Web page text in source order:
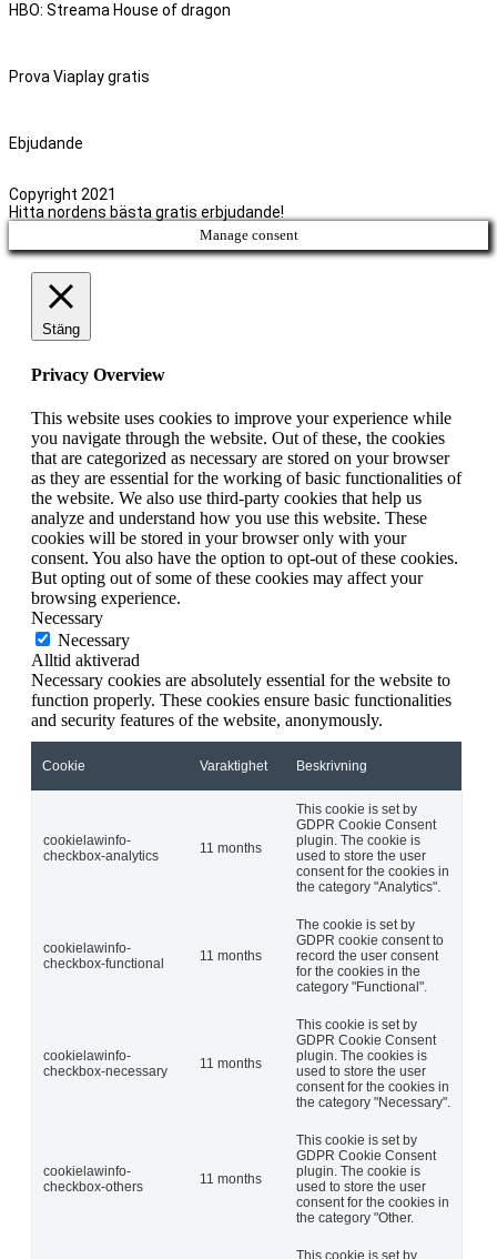
HBO: Streama House of dragon
Prova Viaplay gratis
Ebjudande
Copyright 2021
Hitta nordens bästa gratis erbjudande!
Manage consent
Stäng
Privacy Overview
This website uses cookies to improve your experience while
you navigate through the website. Out of these, the cookies
that are categorized as necessary are stored on your browser
as they are essential for the working of basic functionalities of
the website. We also use third-party cookies that help us
analyze and understand how you use this website. These
cookies will be stored in your browser only with your
consent. You also have the option to opt-out of these cookies.
But opting out of some of these cookies may affect your
browsing experience.
Necessary
Necessary
Alltid aktiverad
Necessary cookies are absolutely essential for the website to
function properly. These cookies ensure basic functionalities
and security features of the website, anonymously.
Cookie Varaktighet Beskrivning
cookielawinfo-
checkbox-analytics
11 months
This cookie is set by
GDPR Cookie Consent
plugin. The cookie is
used to store the user
consent for the cookies in
the category "Analytics".
cookielawinfo-
checkbox-functional
11 months
The cookie is set by
GDPR cookie consent to
record the user consent
for the cookies in the
category "Functional".
cookielawinfo-
checkbox-necessary
11 months
This cookie is set by
GDPR Cookie Consent
plugin. The cookies is
used to store the user
consent for the cookies in
the category "Necessary".
cookielawinfo-
checkbox-others
11 months
This cookie is set by
GDPR Cookie Consent
plugin. The cookie is
used to store the user
consent for the cookies in
the category "Other.
This cookie is set by